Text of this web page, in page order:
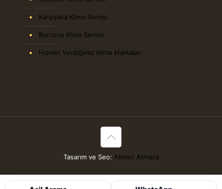
Karşıyaka Klima Servisi
Bornova Klima Servisi
Hizmet Verdiğimiz Klima Markaları
Tasarım ve Seo: Ahmet Atmaca